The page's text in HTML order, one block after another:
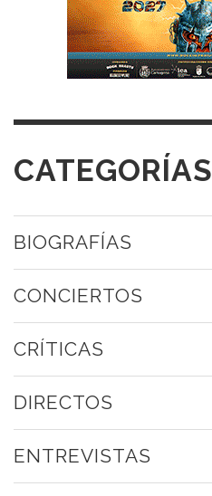
CATEGORÍAS
BIOGRAFÍAS
CONCIERTOS
CRÍTICAS
DIRECTOS
ENTREVISTAS